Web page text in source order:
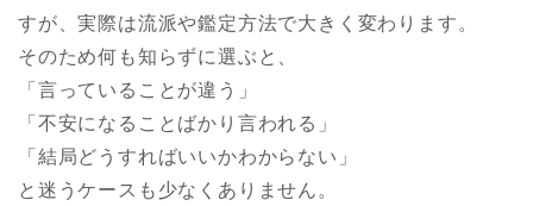
すが、実際は流派や鑑定方法で大きく変わります。
そのため何も知らずに選ぶと、
「言っていることが違う」
「不安になることばかり言われる」
「結局どうすればいいかわからない」
と迷うケースも少なくありません。